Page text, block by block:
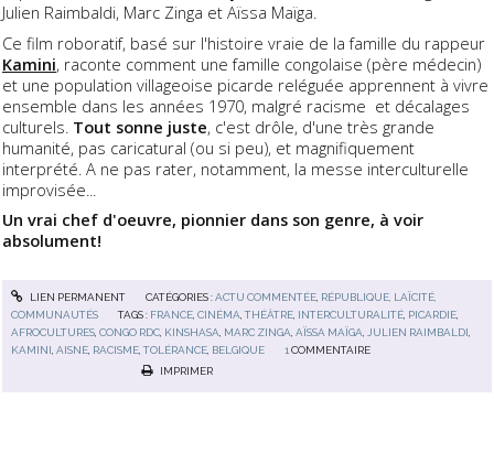
Julien Raimbaldi, Marc Zinga et Aïssa Maïga.
Ce film roboratif, basé sur l'histoire vraie de la famille du rappeur
Kamini, raconte comment une famille congolaise (père médecin)
et une population villageoise picarde reléguée apprennent à vivre
ensemble dans les années 1970, malgré racisme et décalages
culturels. Tout sonne juste, c'est drôle, d'une très grande
humanité, pas caricatural (ou si peu), et magnifiquement
interprété. A ne pas rater, notamment, la messe interculturelle
improvisée...
Un vrai chef d'oeuvre, pionnier dans son genre, à voir
absolument!
LIEN PERMANENT CATÉGORIES :ACTU COMMENTÉE, RÉPUBLIQUE, LAÏCITÉ,
COMMUNAUTÉS
TAGS : FRANCE ,CINÉMA ,THÉÂTRE INTERCULTURALITÉ PICARDIE
AFROCULTURES ,CONGO RDC KINSHASA MARC ZINGA ,AÏSSA MAÏGA JULIEN RAIMBALDI
KAMINI ,AISNE RACISME ,TOLÉRANCE BELGIQUE 1 COMMENTAIRE
IMPRIMER